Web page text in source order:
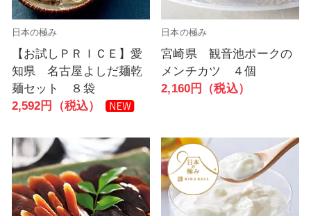
日本の極み
【お試しＰＲＩＣＥ】愛
知県 名古屋よしだ麺乾
麺セット ８袋
2,592円（税込）
日本の極み
宮崎県 観音池ポークの
メンチカツ ４個
2,160円（税込）